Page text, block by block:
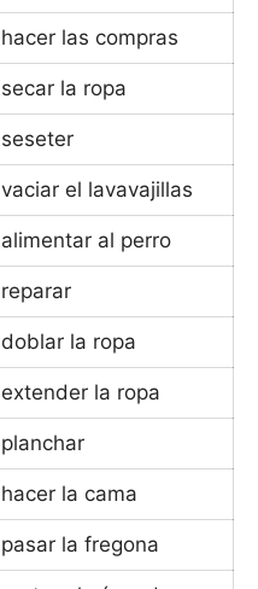
hacer las compras
secar la ropa
seseter
vaciar el lavavajillas
alimentar al perro
reparar
doblar la ropa
extender la ropa
planchar
hacer la cama
pasar la fregona